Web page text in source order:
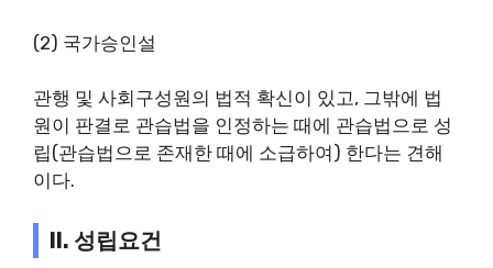
(2) 국가승인설
관행 및 사회구성원의 법적 확신이 있고, 그밖에 법
원이 판결로 관습법을 인정하는 때에 관습법으로 성
립(관습법으로 존재한 때에 소급하여) 한다는 견해
이다.
II. 성립요건